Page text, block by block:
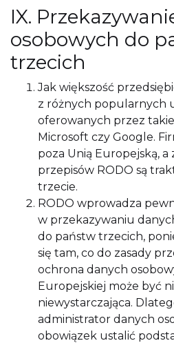
IX.
osobowych do
trzecich
Jak większość
z różnych popularnych
oferowanych przez
Microsoft czy Google.
poza Unią Europejską,
przepisów RODO są
trzecie.
RODO wprowadza
w przekazywaniu
do państw trzecich,
się tam, co do zasady
ochrona danych
Europejskiej może być
niewystarczająca.
administrator danych
obowiązek ustalić